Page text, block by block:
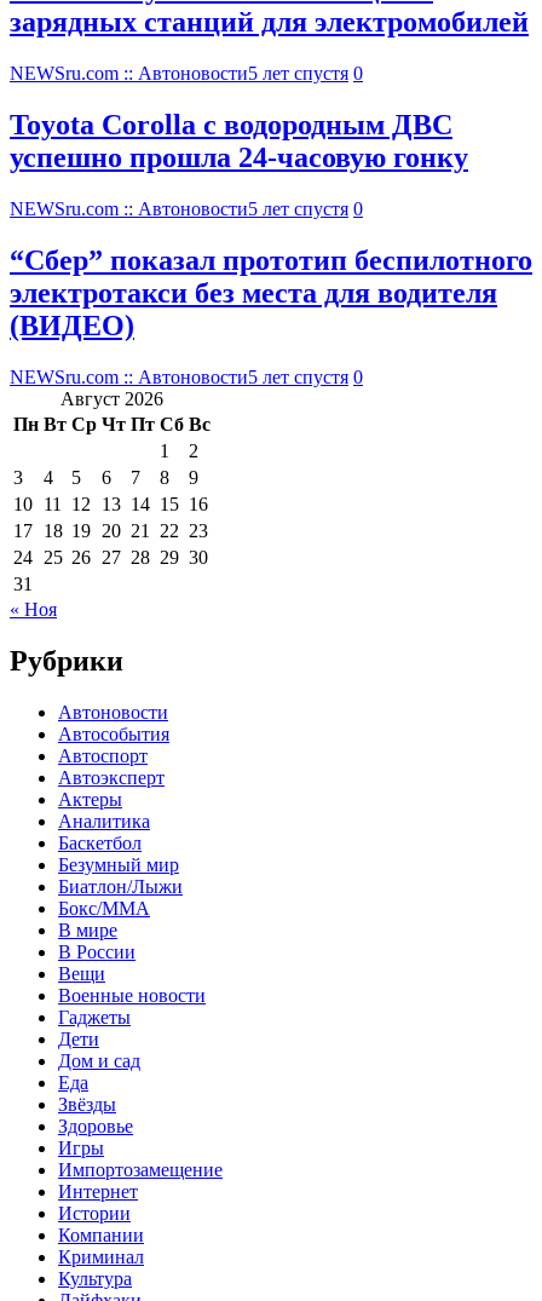
зарядных станций для электромобилей
NEWSru.com :: Автоновости5 лет спустя 0
Toyota Corolla с водородным ДВС
успешно прошла 24-часовую гонку
NEWSru.com :: Автоновости5 лет спустя 0
“Сбер” показал прототип беспилотного
электротакси без места для водителя
(ВИДЕО)
NEWSru.com :: Автоновости5 лет спустя 0
Август 2026
Пн Вт Ср Чт Пт Сб Вс
1
2
3
4 5 6 7 8
9
10 11 12 13 14 15 16
17 18 19 20 21 22 23
24 25 26 27 28 29 30
31
« Ноя
Рубрики
Автоновости
Автособытия
Автоспорт
Автоэксперт
Актеры
Аналитика
Баскетбол
Безумный мир
Биатлон/Лыжи
Бокс/MMA
В мире
В России
Вещи
Военные новости
Гаджеты
Дети
Дом и сад
Еда
Звёзды
Здоровье
Игры
Импортозамещение
Интернет
Истории
Компании
Криминал
Культура